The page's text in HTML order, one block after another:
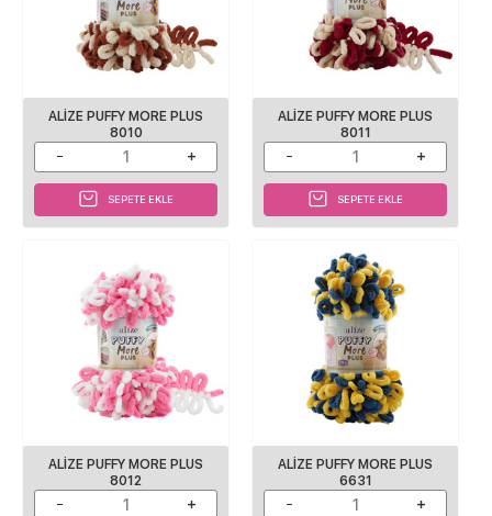
ALIZE PUFFY MORE PLUS
8010
SEPETE EKLE
ALIZE PUFFY MORE PLUS
8011
SEPETE EKLE
ALIZE PUFFY MORE PLUS
8012
ALIZE PUFFY MORE PLUS
6631